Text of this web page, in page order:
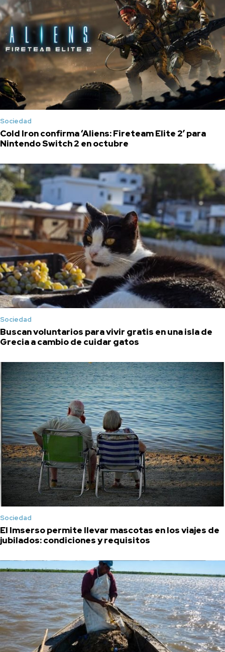
Sociedad
Cold Iron confirma ‘Aliens: Fireteam Elite 2′ para
Nintendo Switch 2 en octubre
Sociedad
Buscan voluntarios para vivir gratis en una isla de
Grecia a cambio de cuidar gatos
Sociedad
El Imserso permite llevar mascotas en los viajes de
jubilados: condiciones y requisitos